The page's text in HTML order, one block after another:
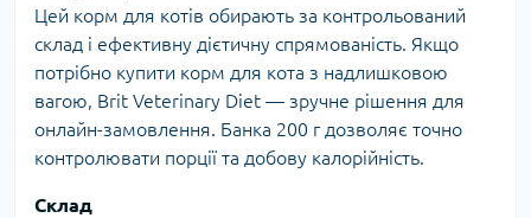
Цей корм для котів обирають за контрольований
склад і ефективну дієтичну спрямованість. Якщо
потрібно купити корм для кота з надлишковою
вагою, Brit Veterinary Diet — зручне рішення для
онлайн-замовлення. Банка 200 г дозволяє точно
контролювати порції та добову калорійність.
Склад